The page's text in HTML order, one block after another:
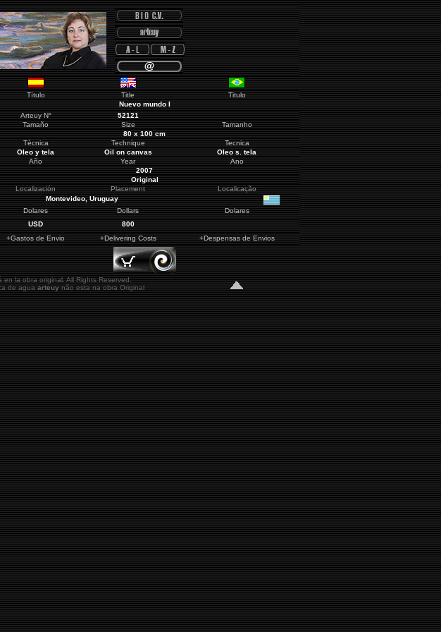
Título Title
Titulo
Nuevo mundo I
ArteuyN°
52121
Tamaño
Size
Tamanho
80 x 100 cm
Técnica
Technique
Tecnica
Oleo y tela
Oil on canvas
Oleo s. tela
Año
Year
Ano
2007
Original
Localización
Placement
Localicação
Montevideo, Uruguay
Dolares
Dollars
Dolares
USD
800
+Gastos de Envio
+Delivering Costs +Despensas de Envios
en la obra original.All Rights Reserved.
de aguaarteuynão esta na obra Original